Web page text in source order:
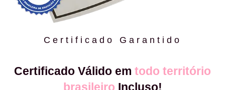
Certificado Garantido
Certificado Válido em todo território
brasileiro Incluso!